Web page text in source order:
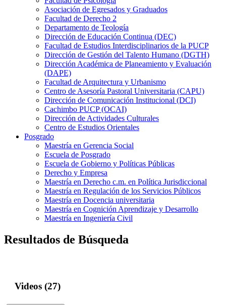
Asociación de Egresados y Graduados
Facultad de Derecho 2
Departamento de Teología
Dirección de Educación Continua (DEC)
Facultad de Estudios Interdisciplinarios de la PUCP
Dirección de Gestión del Talento Humano (DGTH)
Dirección Académica de Planeamiento y Evaluación
(DAPE)
Facultad de Arquitectura y Urbanismo
Centro de Asesoría Pastoral Universitaria (CAPU)
Dirección de Comunicación Institucional (DCI)
Cachimbo PUCP (OCAI)
Dirección de Actividades Culturales
Centro de Estudios Orientales
Posgrado
Maestría en Gerencia Social
Escuela de Posgrado
Escuela de Gobierno y Políticas Públicas
Derecho y Empresa
Maestría en Derecho c.m. en Política Jurisdiccional
Maestría en Regulación de los Servicios Públicos
Maestría en Docencia universitaria
Maestría en Cognición Aprendizaje y Desarrollo
Maestría en Ingeniería Civil
Resultados de Búsqueda
Videos (27)